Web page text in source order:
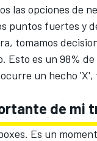
las opciones de
puntos fuertes y
tomamos
Esto es un 98%
un hecho 'X',
de mi
Es un